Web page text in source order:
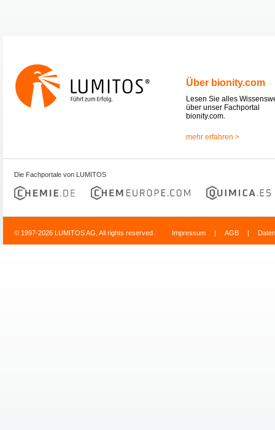
Über bionity.com
Lesen Sie alles
über unser Fachportal
bionity.com.
mehr erfahren >
Die Fachportale von LUMITOS
© 1997-2026 LUMITOS AG, All rights reserved Impressum | AGB |